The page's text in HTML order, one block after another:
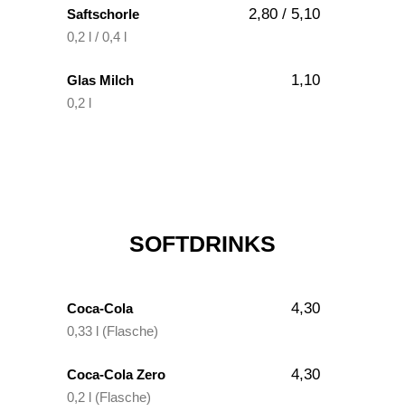
Saftschorle 2,80 / 5,10
0,2 l / 0,4 l
Glas Milch 1,10
0,2 l
SOFTDRINKS
Coca-Cola 4,30
0,33 l (Flasche)
Coca-Cola Zero 4,30
0,2 l (Flasche)